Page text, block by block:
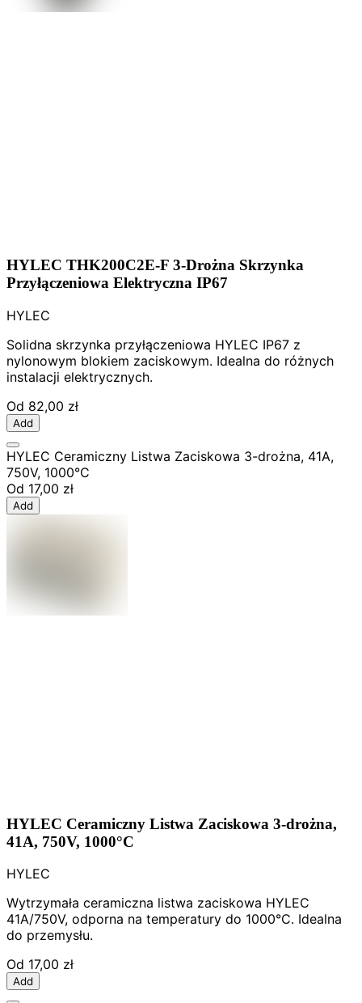
HYLEC THK200C2E-F 3-Drożna Skrzynka
Przyłączeniowa Elektryczna IP67
HYLEC
Solidna skrzynka przyłączeniowa HYLEC IP67 z
nylonowym blokiem zaciskowym. Idealna do różnych
instalacji elektrycznych.
Od 82,00 zł
Add
HYLEC Ceramiczny Listwa Zaciskowa 3-drożna, 41A,
750V, 1000°C
Od 17,00 zł
Add
HYLEC Ceramiczny Listwa Zaciskowa 3-drożna,
41A, 750V, 1000°C
HYLEC
Wytrzymała ceramiczna listwa zaciskowa HYLEC
41A/750V, odporna na temperatury do 1000°C. Idealna
do przemysłu.
Od 17,00 zł
Add